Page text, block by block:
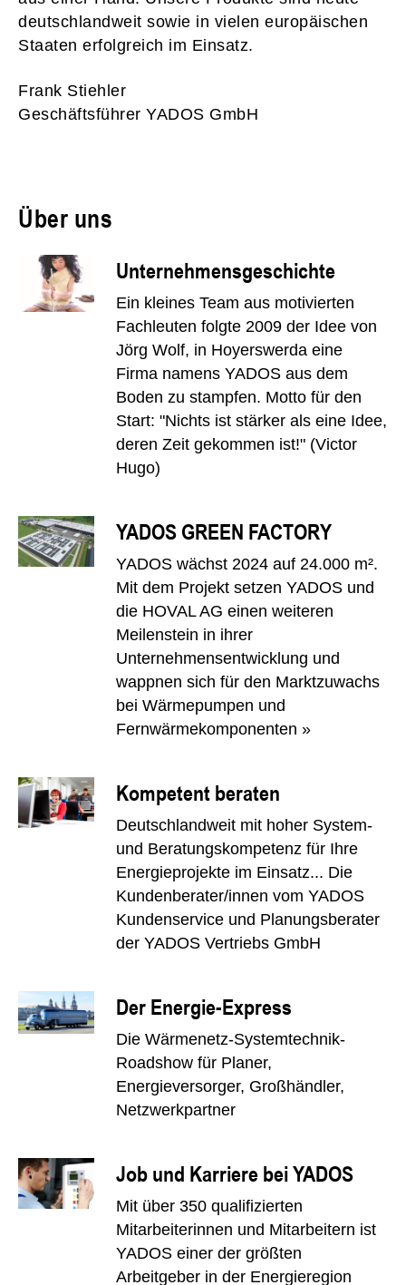
deutschlandweit sowie in vielen europäischen
Staaten erfolgreich im Einsatz.
Frank Stiehler
Geschäftsführer YADOS GmbH
Über uns
Unternehmensgeschichte
Ein kleines Team aus motivierten
Fachleuten folgte 2009 der Idee von
Jörg Wolf, in Hoyerswerda eine
Firma namens YADOS aus dem
Boden zu stampfen. Motto für den
Start: "Nichts ist stärker als eine Idee,
deren Zeit gekommen ist!" (Victor
Hugo)
YADOS GREEN FACTORY
YADOS wächst 2024 auf 24.000 m².
Mit dem Projekt setzen YADOS und
die HOVAL AG einen weiteren
Meilenstein in ihrer
Unternehmensentwicklung und
wappnen sich für den Marktzuwachs
bei Wärmepumpen und
Fernwärmekomponenten »
Kompetent beraten
Deutschlandweit mit hoher System-
und Beratungskompetenz für Ihre
Energieprojekte im Einsatz... Die
Kundenberater/innen vom YADOS
Kundenservice und Planungsberater
der YADOS Vertriebs GmbH
Der Energie-Express
Die Wärmenetz-Systemtechnik-
Roadshow für Planer,
Energieversorger, Großhändler,
Netzwerkpartner
Job und Karriere bei YADOS
Mit über 350 qualifizierten
Mitarbeiterinnen und Mitarbeitern ist
YADOS einer der größten
Arbeitgeber in der Energieregion